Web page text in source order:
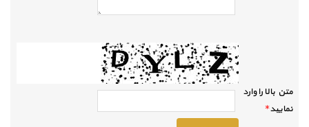
متن بالا را وارد
نماييد*